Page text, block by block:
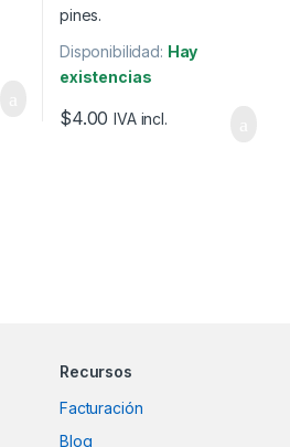
Disponibilidad: Hay
existencias
$4.00 IVA incl.
Recursos
Facturación
Blog